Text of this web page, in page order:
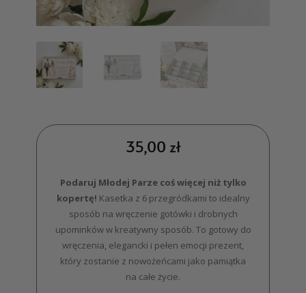
35,00 zł
Podaruj Młodej Parze coś więcej niż tylko
kopertę! Kasetka z 6 przegródkami to idealny
sposób na wręczenie gotówki i drobnych
upominków w kreatywny sposób. To gotowy do
wręczenia, elegancki i pełen emocji prezent,
który zostanie z nowożeńcami jako pamiątka
na całe życie.